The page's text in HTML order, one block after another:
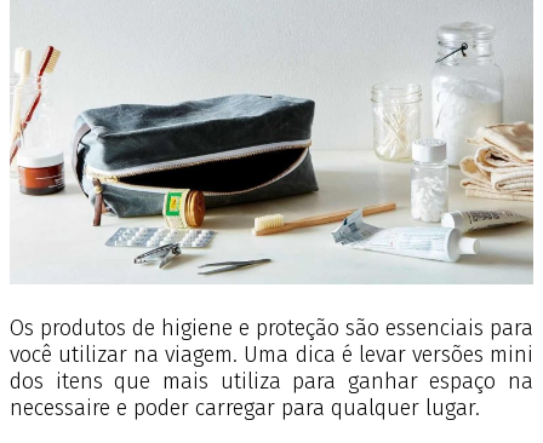
Os produtos de higiene e proteção são essenciais para
você utilizar na viagem. Uma dica é levar versões mini
dos itens que mais utiliza para ganhar espaço na
necessaire e poder carregar para qualquer lugar.